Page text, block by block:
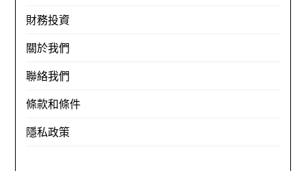
財務投資
關於我們
聯絡我們
條款和條件
隱私政策